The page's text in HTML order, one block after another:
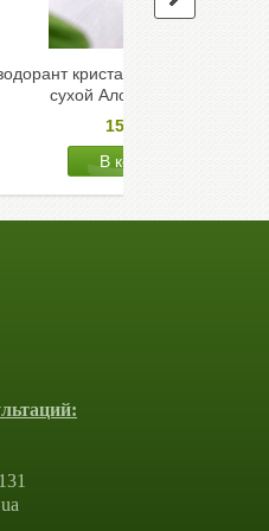
кристалл Grace
сухой Алое Вера 50 гр
154